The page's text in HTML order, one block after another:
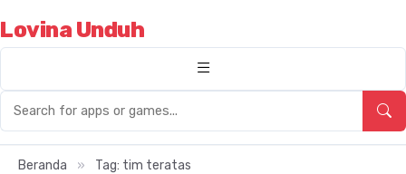
Lovina Unduh
Beranda » Tag: tim teratas